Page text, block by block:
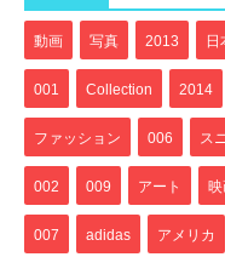
動画 写真 2013 日
001 Collection 2014
ファッション 006 ス
002 009 アート
007 adidas アメリカ